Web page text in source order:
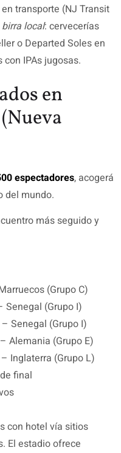
transporte (NJ Transit
birra local: cervecerías
o Departed Soles en
IPAs jugosas.
en
espectadores, acogerá
del mundo.
más seguido y
(Grupo C)
Senegal (Grupo I)
Senegal (Grupo I)
Alemania (Grupo E)
Inglaterra (Grupo L)
final
con hotel vía sitios
El estadio ofrece